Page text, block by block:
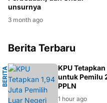
unsurnya
3 month ago
Berita Terbaru
B
E
R
I
T
A
P
O
L
I
T
IK
KPU
untuk Pemilu
PPLN
1 hour ago